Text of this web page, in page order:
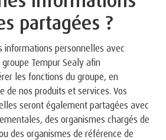
partagées ?
informations personnelles avec
Tempur Sealy afin
les fonctions du groupe, en
de nos produits et services. Vos
seront également partagées avec
des organismes chargés de
des organismes de référence de